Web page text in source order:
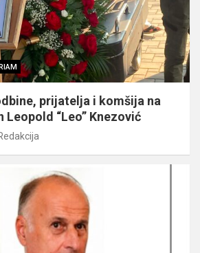
prijatelja i komšija na
Leopold “Leo” Knezović